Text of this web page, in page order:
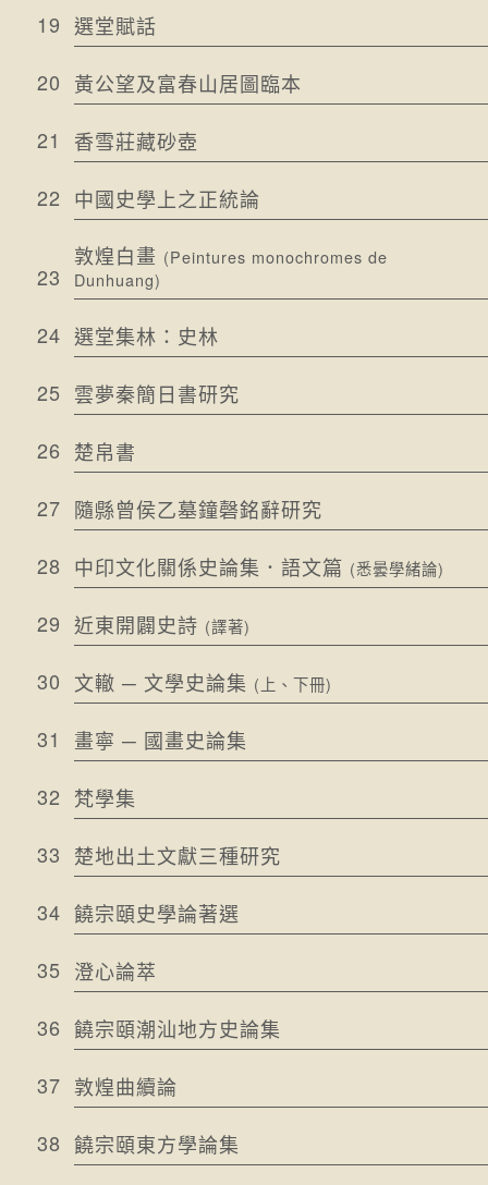
19 選堂賦話
20 黃公望及富春山居圖臨本
21
香雪莊藏砂壺
22 中國史學上之正統論
23
敦煌白畫 (Peintures monochromes de
Dunhuang)
24 選堂集林：史林
25 雲夢秦簡日書研究
26 楚帛書
27 隨縣曾侯乙墓鐘磬銘辭研究
28 中印文化關係史論集．語文篇 (悉曇學緒論)
29 近東開闢史詩 (譯著)
30 文轍 ─ 文學史論集 (上、下冊)
31
畫寧 ─ 國畫史論集
32 梵學集
33 楚地出土文獻三種研究
34 饒宗頤史學論著選
35 澄心論萃
36 饒宗頤潮汕地方史論集
37 敦煌曲續論
38 饒宗頤東方學論集